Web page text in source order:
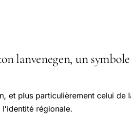
lanvenegen, un
et plus particulièrement celui de
régionale.